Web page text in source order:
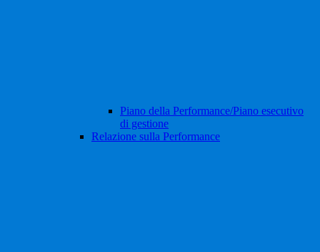
Piano della Performance/Piano esecutivo
di gestione
Relazione sulla Performance